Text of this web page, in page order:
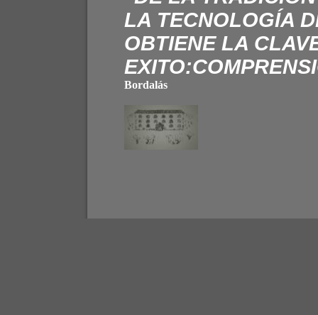
LA TECNOLOGÍA
OBTIENE LA
Bordalás